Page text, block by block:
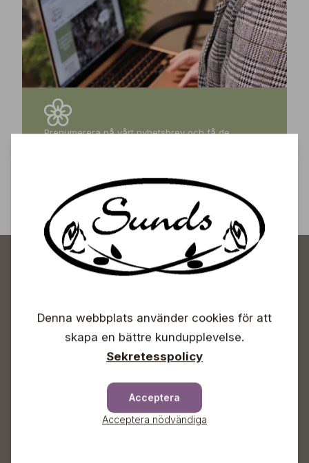
Prenumerera på vårt nyhetsbrev och få de
Prenumerera
Sunds Trädgårdscenter
Söndagar Självbetjäning
Denna webbplats använder cookies för att
skapa en bättre kundupplevelse.
Sekretesspolicy
Acceptera
Acceptera nödvändiga